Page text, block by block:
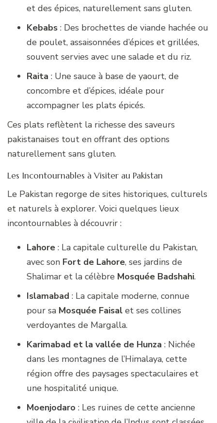
et des épices, naturellement sans gluten.
Kebabs : Des brochettes de viande hachée ou
de poulet, assaisonnées d’épices et grillées,
souvent servies avec une salade et du riz.
Raita : Une sauce à base de yaourt, de
concombre et d’épices, idéale pour
accompagner les plats épicés.
Ces plats reflètent la richesse des saveurs
pakistanaises tout en offrant des options
naturellement sans gluten.
Les Incontournables à Visiter au Pakistan
Le Pakistan regorge de sites historiques, culturels
et naturels à explorer. Voici quelques lieux
incontournables à découvrir :
Lahore : La capitale culturelle du Pakistan,
avec son Fort de Lahore, ses jardins de
Shalimar et la célèbre Mosquée Badshahi.
Islamabad : La capitale moderne, connue
pour sa Mosquée Faisal et ses collines
verdoyantes de Margalla.
Karimabad et la vallée de Hunza : Nichée
dans les montagnes de l’Himalaya, cette
région offre des paysages spectaculaires et
une hospitalité unique.
Moenjodaro : Les ruines de cette ancienne